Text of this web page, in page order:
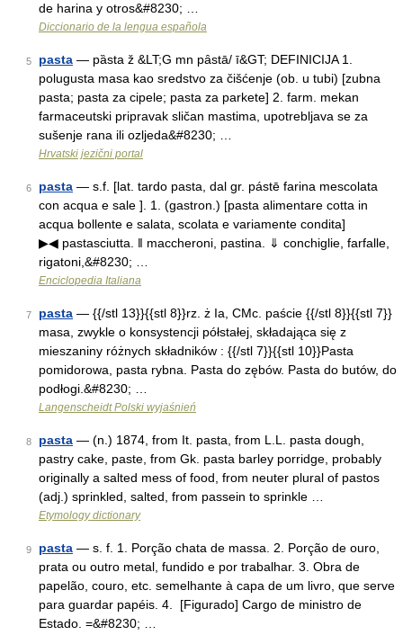
de harina y otros&#8230; …
Diccionario de la lengua española
5 pasta — pȁsta ž &LT;G mn pȃstā/ ī&GT; DEFINICIJA 1.
polugusta masa kao sredstvo za čišćenje (ob. u tubi) [zubna
pasta; pasta za cipele; pasta za parkete] 2. farm. mekan
farmaceutski pripravak sličan mastima, upotrebljava se za
sušenje rana ili ozljeda&#8230; …
Hrvatski jezični portal
6 pasta — s.f. [lat. tardo pasta, dal gr. pástē farina mescolata
con acqua e sale ]. 1. (gastron.) [pasta alimentare cotta in
acqua bollente e salata, scolata e variamente condita]
▶◀ pastasciutta. ‖ maccheroni, pastina. ⇓ conchiglie, farfalle,
rigatoni,&#8230; …
Enciclopedia Italiana
7 pasta — {{/stl 13}}{{stl 8}}rz. ż Ia, CMc. paście {{/stl 8}}{{stl 7}}
masa, zwykle o konsystencji półstałej, składająca się z
mieszaniny różnych składników : {{/stl 7}}{{stl 10}}Pasta
pomidorowa, pasta rybna. Pasta do zębów. Pasta do butów, do
podłogi.&#8230; …
Langenscheidt Polski wyjaśnień
8 pasta — (n.) 1874, from It. pasta, from L.L. pasta dough,
pastry cake, paste, from Gk. pasta barley porridge, probably
originally a salted mess of food, from neuter plural of pastos
(adj.) sprinkled, salted, from passein to sprinkle …
Etymology dictionary
9 pasta — s. f. 1. Porção chata de massa. 2. Porção de ouro,
prata ou outro metal, fundido e por trabalhar. 3. Obra de
papelão, couro, etc. semelhante à capa de um livro, que serve
para guardar papéis. 4. [Figurado] Cargo de ministro de
Estado. =&#8230; …